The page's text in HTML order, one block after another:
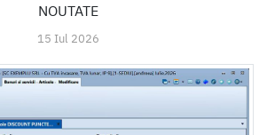
NOUTATE
15 Iul 2026